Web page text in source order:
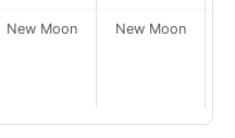
New Moon New Moon